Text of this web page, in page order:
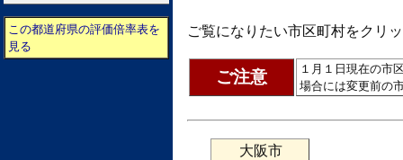
この都道府県の評価倍率表を
見る
ご覧になりたい市区町村をクリ
ご注意
１月１日現在の市
場合には変更前の
大阪市